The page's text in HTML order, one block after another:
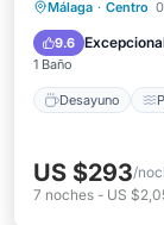
Málaga · Centro
9.6
1 Baño
Desayuno
US $293/
7 noches - US